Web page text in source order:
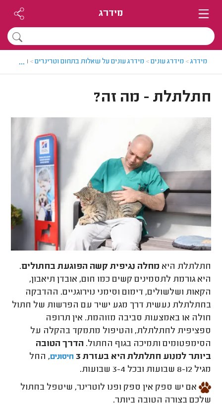
מידרג
מידרג> מידרג עונים> מידרג עונים על שאלות בתחום וטרינרים> חתלתלת
...
חתלתלת - מה זה?
חתלתלת היא מחלה נגיפית קשה הפוגעת בחתולים.
היא גורמת לתסמינים קשים כמו חום, אובדן תיאבון,
הקאות ושלשולים, דימום וסימני נוירוגניים. ההדבקה
בחתלתלת נעשית דרך מגע ישיר עם הפרשות של חתול
חולה או באמצעות סביבה מזוהמת. אין תרופה
ספציפית לחתלתלת, והטיפול מתמקד בהקלה על
הסימפטומים ותמיכה בגוף החתול. הדרך הטובה
ביותר למנוע חתלתלת היא בעזרת 3
חיסונים, החל
מגיל 8-12 שבועות ובכל 3-4 שבועות.
אם יש ספק אין ספק ופנו לוטרינר, שיטפל בחתול
שלכם בצורה הטובה ביותר.